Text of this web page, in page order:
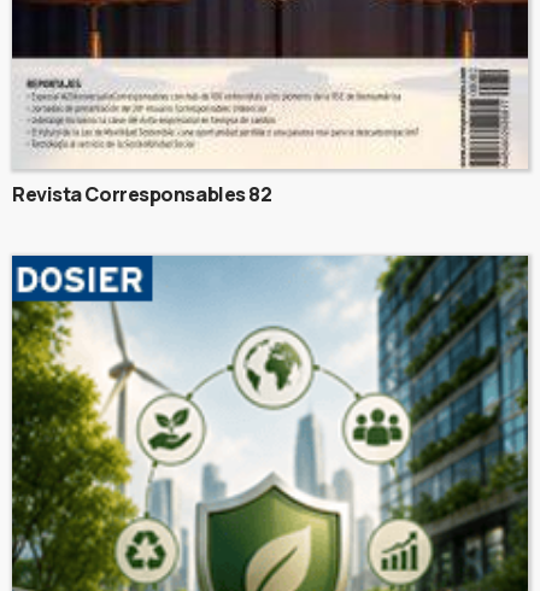
Revista Corresponsables 82